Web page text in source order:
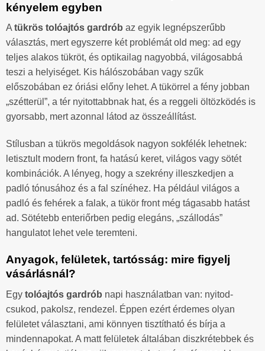
kényelem egyben
Atükrös tolóajtós gardrób az egyik legnépszerűbb
választás, mert egyszerre két problémát old meg: ad egy
teljes alakos tükröt, és optikailag nagyobbá, világosabbá
teszi a helyiséget. Kis hálószobában vagy szűk
előszobában ez óriási előny lehet. A tükörrel a fény jobban
„szétterül”, a tér nyitottabbnak hat, és a reggeli öltözködés is
gyorsabb, mert azonnal látod az összeállítást.
Stílusban a tükrös megoldások nagyon sokfélék lehetnek:
letisztult modern front, fa hatású keret, világos vagy sötét
kombinációk. A lényeg, hogy a szekrény illeszkedjen a
padló tónusához és a fal színéhez. Ha például világos a
padló és fehérek a falak, a tükör front még tágasabb hatást
ad. Sötétebb enteriőrben pedig elegáns, „szállodás”
hangulatot lehet vele teremteni.
Anyagok, felületek, tartósság: mire figyelj
vásárlásnál?
Egy tolóajtós gardrób napi használatban van: nyitod-
csukod, pakolsz, rendezel. Éppen ezért érdemes olyan
felületet választani, ami könnyen tisztítható és bírja a
mindennapokat. A matt felületek általában diszkrétebbek és